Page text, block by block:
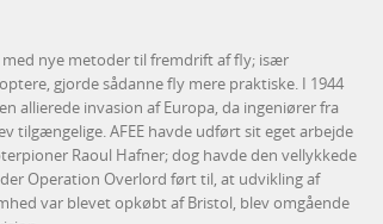
nye metoder til fremdrift af fly; især
gjorde sådanne fly mere praktiske. I 1944
allierede invasion af Europa, da ingeniører fra
tilgængelige. AFEE havde udført sit eget arbejde
Raoul Hafner; dog havde den vellykkede
Operation Overlord ført til, at udvikling af
var blevet opkøbt af Bristol, blev omgående